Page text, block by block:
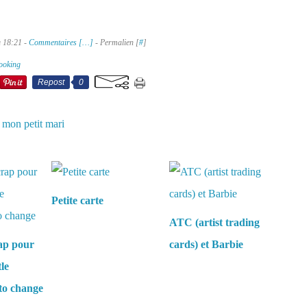
18:21 - Commentaires […] - Permalien [#]
Repost
0
petit mari
pour
change
Petite carte
ATC (artist trading
cards) et Barbie